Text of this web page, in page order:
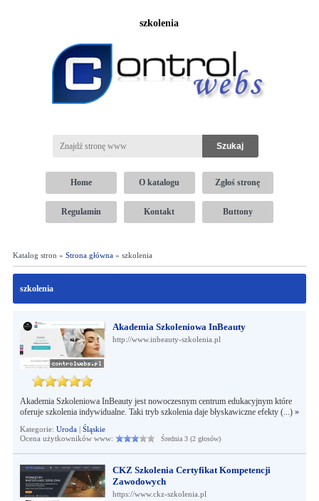
szkolenia
Home O katalogu Zgłoś stronę
Regulamin Kontakt Buttony
Katalog stron » Strona główna» szkolenia
szkolenia
Akademia Szkoleniowa InBeauty
http://www.inbeauty-szkolenia.pl
Akademia Szkoleniowa InBeauty jest nowoczesnym centrum edukacyjnym które
oferuje szkolenia indywidualne. Taki tryb szkolenia daje błyskawiczne efekty (...) »
Kategorie: Uroda| Śląskie
Ocena użytkowników www:
Średnia 3 (2 głosów)
CKZ Szkolenia Certyfikat Kompetencji
Zawodowych
https://www.ckz-szkolenia.pl